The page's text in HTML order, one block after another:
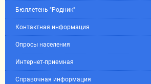
Бюллетень "Родник"
Контактная информация
Опросы населения
Интернет-приемная
Справочная информация